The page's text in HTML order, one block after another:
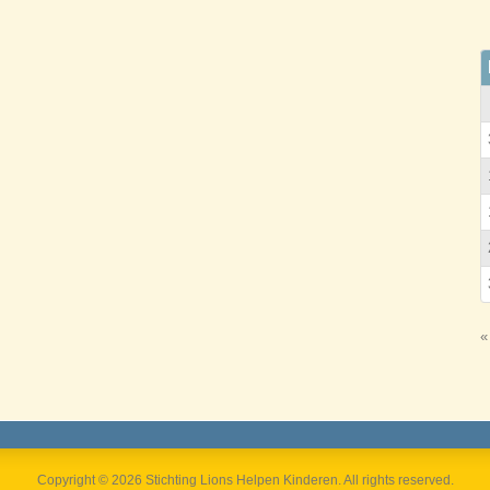
Copyright © 2026 Stichting Lions Helpen Kinderen. All rights reserved.